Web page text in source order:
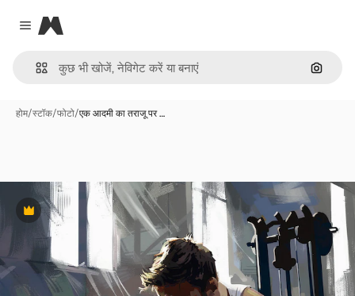
Close menu
Magnific
इमेज से
होम/स्टॉक/फोटो/एक आदमी का तराजू पर …
Premium